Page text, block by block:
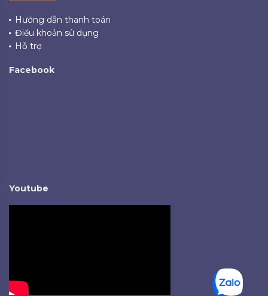
Hướng dẫn thanh toán
Điều khoản sử dụng
Hỗ trợ
Facebook
Youtube